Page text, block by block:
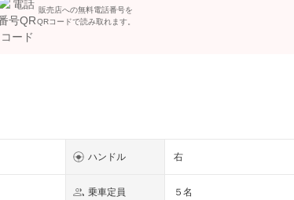
販売店への無料電話番号を
QRコードで読み取れます。
ハンドル 右
乗車定員 ５名